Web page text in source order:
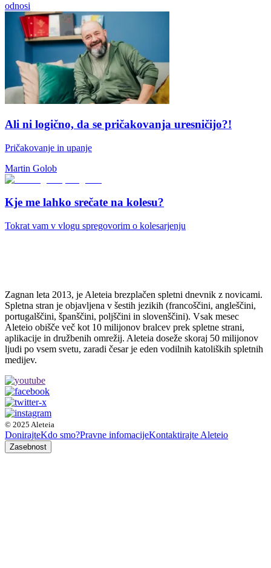
odnosi
Ali ni logično, da se pričakovanja uresničijo?!
Pričakovanje in upanje
Martin Golob
Kje me lahko srečate na kolesu?
Tokrat vam v vlogu spregovorim o kolesarjenju
Zagnan leta 2013, je Aleteia brezplačen spletni dnevnik z novicami.
Spletna stran je objavljena v šestih jezikih (francoščini, angleščini,
portugalščini, španščini, poljščini in slovenščini). Vsak mesec
Aleteio obišče več kot 10 milijonov bralcev prek spletne strani,
aplikacije in družbenih omrežij. Aleteia doseže skoraj 50 milijonov
ljudi po vsem svetu, zaradi česar je eden vodilnih katoliških spletnih
medijev.
© 2025 Aleteia
DonirajteKdo smo?Pravne infomacijeKontaktirajte Aleteio
Zasebnost